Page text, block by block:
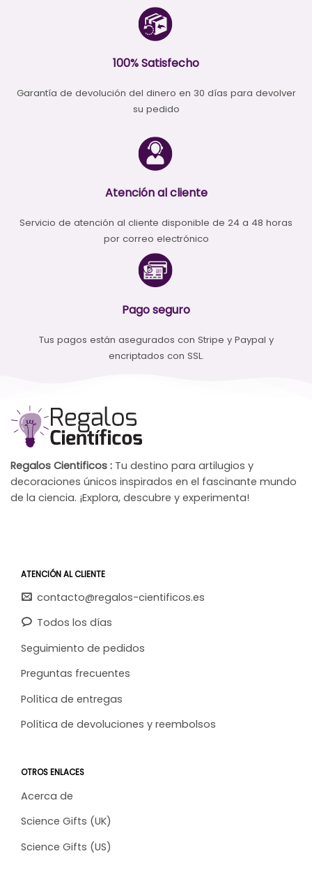
100% Satisfecho
Garantía de devolución del dinero en 30 días para devolver
su pedido
Atención al cliente
Servicio de atención al cliente disponible de 24 a 48 horas
por correo electrónico
Pago seguro
Tus pagos están asegurados con Stripe y Paypal y
encriptados con SSL.
Regalos Cientificos : Tu destino para artilugios y
decoraciones únicos inspirados en el fascinante mundo
de la ciencia. ¡Explora, descubre y experimenta!
ATENCIÓN AL CLIENTE
contacto@regalos-cientificos.es
Todos los días
Seguimiento de pedidos
Preguntas frecuentes
Política de entregas
Política de devoluciones y reembolsos
OTROS ENLACES
Acerca de
Science Gifts (UK)
Science Gifts (US)